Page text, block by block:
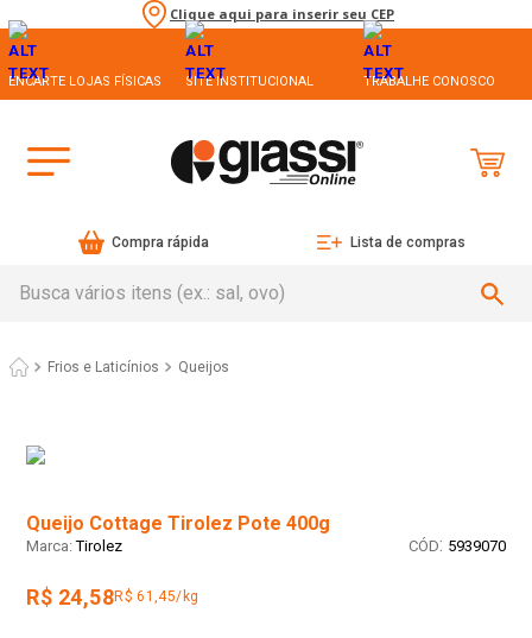
Clique aqui para inserir seu CEP
ENCARTE LOJAS FÍSICAS SITE INSTITUCIONAL TRABALHE CONOSCO
Compra rápida Lista de compras
Frios e Laticínios Queijos
Queijo Cottage Tirolez Pote 400g
Tirolez : 5939070
R$ 24,58R$ 61,45/kg